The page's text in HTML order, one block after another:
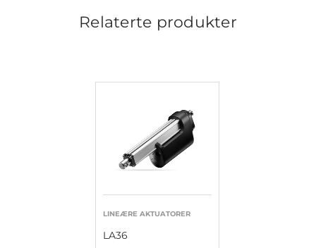
Relaterte produkter
LINEÆRE AKTUATORER
LA36